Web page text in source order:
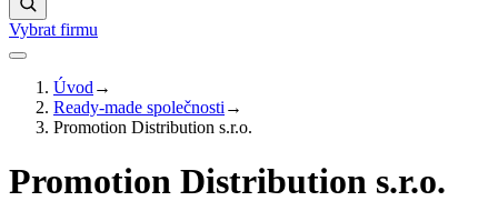
Vybrat firmu
Úvod →
Ready-made společnosti →
Promotion Distribution s.r.o.
Promotion Distribution s.r.o.